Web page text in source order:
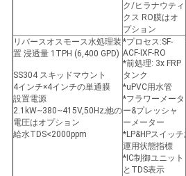
ク/ヒラナウティ
クス RO膜はオ
プション
リバースオスモース水処理装
置 浸透量 1TPH (6,400 GPD)
SS304 スキッドマウント
4インチ×4インチの単通膜
設置電源
2.1kW~380~415V,50Hz;他の
電圧はオプション
給水TDS<2000ppm
*プロセス:SF-
ACF-IXF-RO
*前処理: 3x FRP
タンク
*uPVC用水管
*フラワーメータ
ー&プレッシャ
ーメーター
*LP&HPスイッチ;
運用状態指標
*IC制御ユニット
とTDS表示